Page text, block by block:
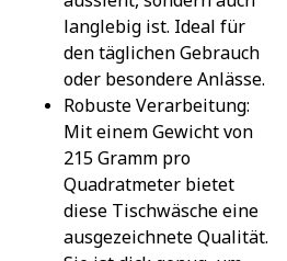
langlebig ist. Ideal für
den täglichen Gebrauch
oder besondere Anlässe.
Robuste Verarbeitung:
Mit einem Gewicht von
215 Gramm pro
Quadratmeter bietet
diese Tischwäsche eine
ausgezeichnete Qualität.